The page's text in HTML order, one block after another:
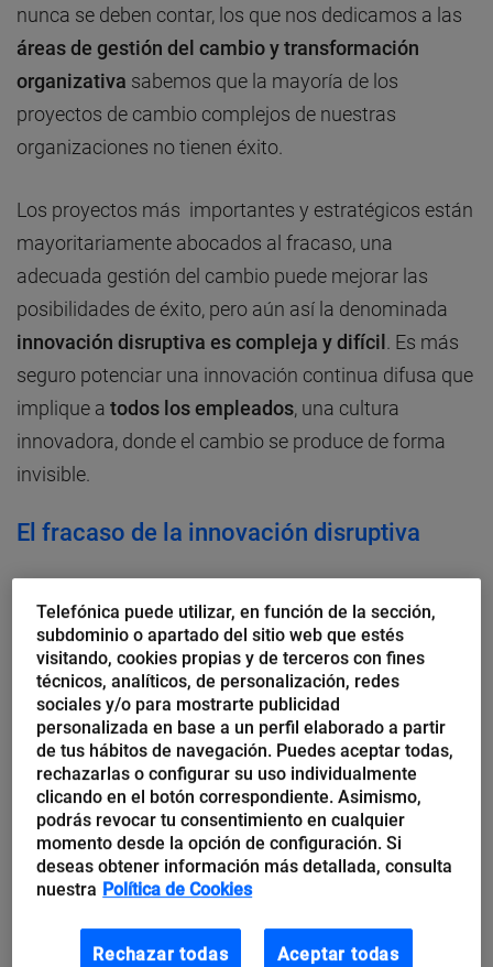
nunca se deben contar, los que nos dedicamos a las
áreas de gestión del cambio y transformación
organizativa sabemos que la mayoría de los
proyectos de cambio complejos de nuestras
organizaciones no tienen éxito.
Los proyectos más importantes y estratégicos están
mayoritariamente abocados al fracaso, una
adecuada gestión del cambio puede mejorar las
posibilidades de éxito, pero aún así la denominada
innovación disruptiva es compleja y difícil
. Es más
seguro potenciar una innovación continua difusa que
implique a todos los empleados, una cultura
innovadora, donde el cambio se produce de forma
invisible.
El fracaso de la innovación disruptiva
cambio proactivo es más necesario que nunca, es
que el cambio disruptivo, el cambio que pretenden los
proyectos de transformación, aquel que es más
valiente y en muchos casos absolutamente
necesario para la supervivencia de la empresa tiene
pocas probabilidades de éxito.
Los mejores expertos en gestión del cambio
difícilmente pueden luchar contra la resistencia y las
de las organizaciones está diseñado paraeliminar el
Telefónica puede utilizar, en función de la sección,
subdominio o apartado del sitio web que estés
visitando, cookies propias y de terceros con fines
técnicos, analíticos, de personalización, redes
sociales y/o para mostrarte publicidad
personalizada en base a un perfil elaborado a partir
de tus hábitos de navegación. Puedes aceptar todas,
rechazarlas o configurar su uso individualmente
clicando en el botón correspondiente. Asimismo,
podrás revocar tu consentimiento en cualquier
momento desde la opción de configuración. Si
deseas obtener información más detallada, consulta
nuestra Política de Cookies
Rechazar todas Aceptar todas